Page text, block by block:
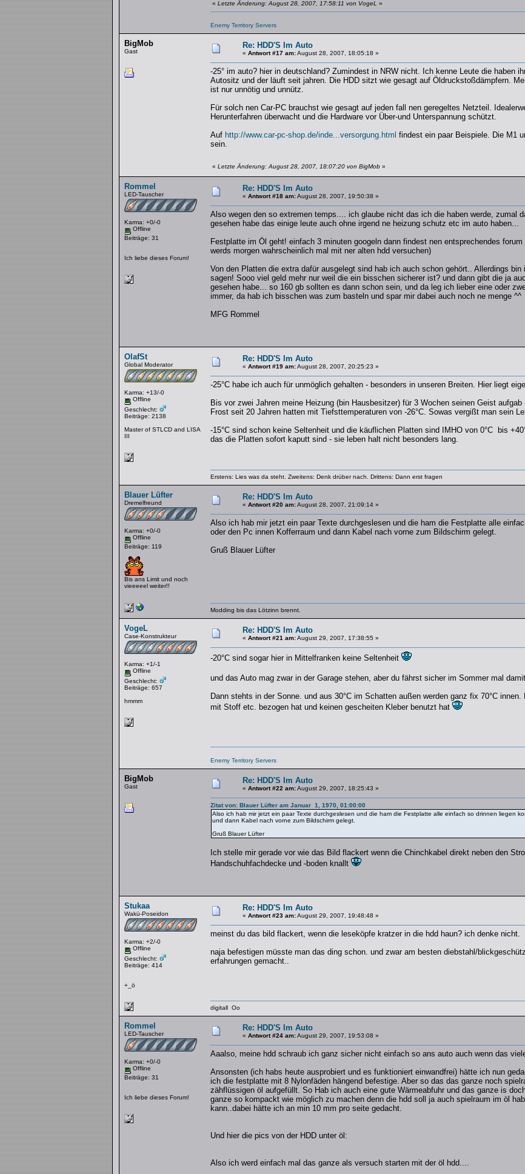
« Letzte Änderung: August 28, 2007, 17:58:11 von VogeL »
Enemy Territory Servers
BigMob
Gast
Re: HDD'S Im Auto
« Antwort #17 am:August 28, 2007, 18:05:18 »
-25° im auto? hier in deutschland? Zumindest in NRW nicht. Ich kenne Leute die haben
Autositz und der läuft seit jahren. Die HDD sitzt wie gesagt auf Öldruckstoßdämpfern.
ist nur unnötig und unnütz.
Für solch nen Car-PC brauchst wie gesagt auf jeden fall nen geregeltes Netzteil.
Herunterfahren überwacht und die Hardware vor Über-und Unterspannung schützt.
Auf http://www.car-pc-shop.de/inde...versorgung.html findest ein paar Beispiele. Die M1
sein.
« Letzte Änderung: August 28, 2007, 18:07:20 von BigMob»
Rommel
LED-Tauscher
Karma: +0/-0
Offline
Beiträge: 31
Ich liebe dieses Forum!
Re: HDD'S Im Auto
« Antwort #18 am:August 28, 2007, 19:50:38 »
Also wegen den so extremen temps.... ich glaube nicht das ich die haben werde, zumal
gesehen habe das einige leute auch ohne irgend ne heizung schutz etc im auto haben...
Festplatte im Öl geht! einfach 3 minuten googeln dann findest nen entsprechendes
werds morgen wahrscheinlich mal mit ner alten hdd versuchen)
Von den Platten die extra dafür ausgelegt sind hab ich auch schon gehört.. Allerdings
sagen! Sooo viel geld mehr nur weil die ein bisschen sicherer ist? und dann gibt die ja
gesehen habe... so 160 gb sollten es dann schon sein, und da leg ich lieber eine oder
immer, da hab ich bisschen was zum basteln und spar mir dabei auch noch ne menge ^^
MFG Rommel
OlafSt
Global Moderator
Karma: +13/-0
Offline
Geschlecht:
Beiträge: 2138
Master of STLCD and LISA
III
Re: HDD'S Im Auto
« Antwort #19 am:August 28, 2007, 20:25:23 »
-25°C habe ich auch für unmöglich gehalten - besonders in unseren Breiten. Hier liegt
Bis vor zwei Jahren meine Heizung (bin Hausbesitzer) für 3 Wochen seinen Geist
Frost seit 20 Jahren hatten mit Tiefsttemperaturen von -26°C. Sowas vergißt man sein
-15°C sind schon keine Seltenheit und die käuflichen Platten sind IMHO von 0°C bis
das die Platten sofort kaputt sind - sie leben halt nicht besonders lang.
Erstens: Lies was da steht. Zweitens: Denk drüber nach. Drittens: Dann erst fragen
Blauer Lüfter
Dremelfreund
Karma: +0/-0
Offline
Beiträge: 119
Bis ans Limit und noch
vieeeeel weiter!!
Re: HDD'S Im Auto
« Antwort #20 am:August 28, 2007, 21:09:14 »
Also ich hab mir jetzt ein paar Texte durchgeslesen und die ham die Festplatte alle
oder den Pc innen Kofferraum und dann Kabel nach vorne zum Bildschirm gelegt.
Gruß Blauer Lüfter
Modding bis das Lötzinn brennt.
VogeL
Case-Konstrukteur
Karma: +1/-1
Offline
Geschlecht:
Beiträge: 657
hmmm
Re: HDD'S Im Auto
« Antwort #21 am:August 29, 2007, 17:38:55 »
-20°C sind sogar hier in Mittelfranken keine Seltenheit
und das Auto mag zwar in der Garage stehen, aber du fährst sicher im Sommer mal
Dann stehts in der Sonne. und aus 30°C im Schatten außen werden ganz fix 70°C
mit Stoff etc. bezogen hat und keinen gescheiten Kleber benutzt hat
Enemy Territory Servers
BigMob
Gast
Re: HDD'S Im Auto
« Antwort #22 am:August 29, 2007, 18:25:43 »
Zitat von: Blauer Lüfter am Januar 1, 1970, 01:00:00
Also ich hab mir jetzt ein paar Texte durchgeslesen und die ham die Festplatte alle einfach so drinnen liegen
und dann Kabel nach vorne zum Bildschirm gelegt.
Gruß Blauer Lüfter
Ich stelle mir gerade vor wie das Bild flackert wenn die Chinchkabel direkt neben den
Handschuhfachdecke und -boden knallt
Stukaa
Wakü-Poseidon
Karma: +2/-0
Offline
Geschlecht:
Beiträge: 414
+_ö
Re: HDD'S Im Auto
« Antwort #23 am:August 29, 2007, 19:48:48 »
meinst du das bild flackert, wenn die leseköpfe kratzer in die hdd haun? ich denke nicht.
naja befestigen müsste man das ding schon. und zwar am besten diebstahl/
erfahrungen gemacht..
digitall Oo
Rommel
LED-Tauscher
Karma: +0/-0
Offline
Beiträge: 31
Ich liebe dieses Forum!
Re: HDD'S Im Auto
« Antwort #24 am:August 29, 2007, 19:53:08 »
Aaalso, meine hdd schraub ich ganz sicher nicht einfach so ans auto auch wenn das
Ansonsten (ich habs heute ausprobiert und es funktioniert einwandfrei) hätte ich nun
ich die festplatte mit 8 Nylonfäden hängend befestige. Aber so das das ganze noch
zähflüssigen öl aufgefüllt. So Hab ich auch eine gute Wärmeabfuhr und das ganze is
ganze so kompackt wie möglich zu machen denn die hdd soll ja auch spielraum im öl
kann..dabei hätte ich an min 10 mm pro seite gedacht.
Und hier die pics von der HDD unter öl:
Also ich werd einfach mal das ganze als versuch starten mit der öl hdd....